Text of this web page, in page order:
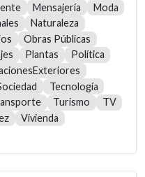
Mensajería
Moda
Naturaleza
Obras Públicas
Plantas
Política
Tecnología
Turismo
TV
Vivienda